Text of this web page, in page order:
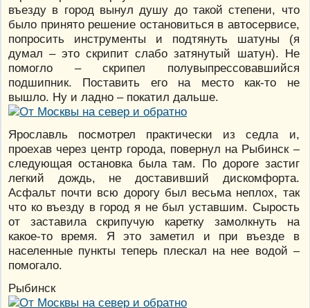
въезду в город вынул душу до такой степени, что
было принято решение остановиться в автосервисе,
попросить инструменты и подтянуть шатуны (я
думал – это скрипит слабо затянутый шатун). Не
помогло – скрипел полувыпрессовавшийся
подшипник. Поставить его на место как-то не
вышло. Ну и ладно – покатил дальше.
Ярославль посмотрел практически из седла и,
проехав через центр города, повернул на Рыбинск –
следующая остановка была там. По дороге застиг
легкий дождь, не доставивший дискомфорта.
Асфальт почти всю дорогу был весьма неплох, так
что ко въезду в город я не был уставшим. Сырость
от заставила скрипучую каретку замолкнуть на
какое-то время. Я это заметил и при въезде в
населенные пункты теперь плескал на нее водой –
помогало.
Рыбинск